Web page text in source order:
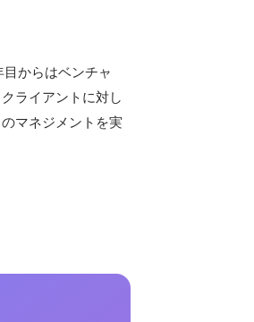
からはベンチャ
ライアントに対し
マネジメントを実